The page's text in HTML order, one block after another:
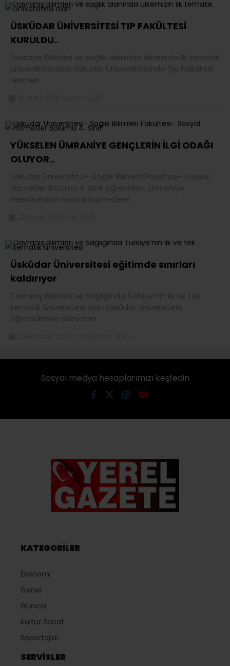
ÜSKÜDAR ÜNİVERSİTESİ TIP FAKÜLTESİ
KURULDU..
Davranış Bilimleri ve sağlık alanında ülkemizin ilk tematik
üniversitesi olan Üsküdar Üniversitesi’nde Tıp Fakültesi
resmen
YÜKSELEN ÜMRANİYE GENÇLERİN İLGİ ODAĞI
OLUYOR..
Üsküdar Üniversitesi- Sağlık Bilimleri Fakültesi- Sosyal
Hizmetler Bölümü 4. Sınıf öğrencileri, Ümraniye
Belediyesi’nin sosyal hizmetlere
Üsküdar Üniversitesi eğitimde sınırları
kaldırıyor
Davranış Bilimleri ve Sağlığında Türkiye’nin ilk ve tek
tematik üniversitesi olan Üsküdar Üniversitesi,
öğrencilerine dünyanın
Sosyal medya hesaplarımızı keşfedin
KATEGORİLER
Ekonomi
Genel
Güncel
Kültür Sanat
Röportajlar
SERVİSLER